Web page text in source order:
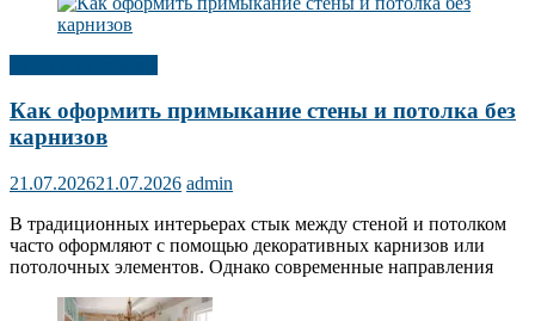
Как оформить примыкание стены и потолка без
карнизов
21.07.202621.07.2026 admin
В традиционных интерьерах стык между стеной и потолком
часто оформляют с помощью декоративных карнизов или
потолочных элементов. Однако современные направления